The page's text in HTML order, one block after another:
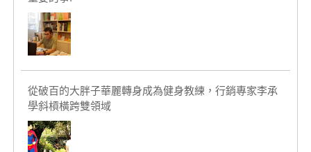
從破百的大胖子華麗轉身成為健身教練，行銷專家李承
學斜槓橫跨雙領域